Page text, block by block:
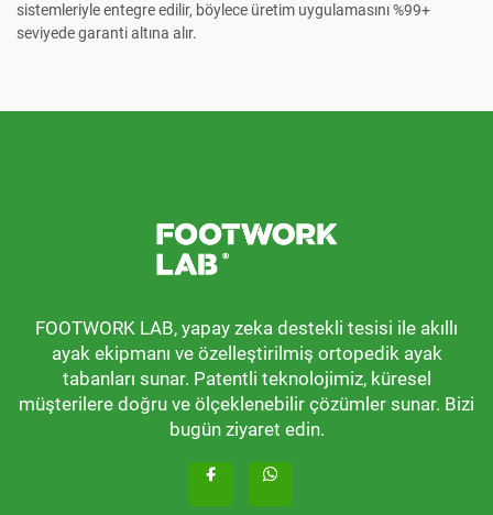
sistemleriyle entegre edilir, böylece üretim uygulamasını %99+
seviyede garanti altına alır.
FOOTWORK LAB, yapay zeka destekli tesisi ile akıllı
ayak ekipmanı ve özelleştirilmiş ortopedik ayak
tabanları sunar. Patentli teknolojimiz, küresel
müşterilere doğru ve ölçeklenebilir çözümler sunar. Bizi
bugün ziyaret edin.